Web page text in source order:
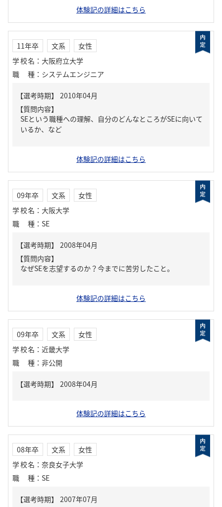
体験記の詳細はこちら
11年卒 文系
女性
学校名 ： 大阪府立大学
職種 ： システムエンジニア
【質問内容】
SEという職種への理解、自分のどんなところがSEに向いて
いるか、など
体験記の詳細はこちら
09年卒 文系
女性
学校名 ： 大阪大学
職種 ： SE
【質問内容】
なぜSEを志望するのか？今までに苦労したこと。
体験記の詳細はこちら
09年卒 文系
女性
学校名 ： 近畿大学
職種 ： 非公開
体験記の詳細はこちら
08年卒 文系
女性
学校名 ： 奈良女子大学
職種 ： SE